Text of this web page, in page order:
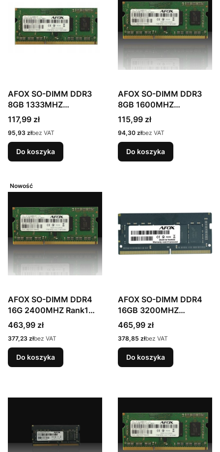
AFOX SO-DIMM DDR3
8GB 1333MHZ
AFSD38AK1P
Cena
117,99 zł
Cena
95,93 złbez VAT
Do koszyka
AFOX SO-DIMM DDR3
8GB 1600MHZ
AFSD38BK1P
Cena
115,99 zł
Cena
94,30 złbez VAT
Do koszyka
Nowość
AFOX SO-DIMM DDR4
16G 2400MHZ Rank1
AFSD416ES1P
Cena
463,99 zł
Cena
377,23 złbez VAT
Do koszyka
AFOX SO-DIMM DDR4
16GB 3200MHZ
MICRON CHIP
AFSD416PS1P
Cena
465,99 zł
Cena
378,85 złbez VAT
Do koszyka